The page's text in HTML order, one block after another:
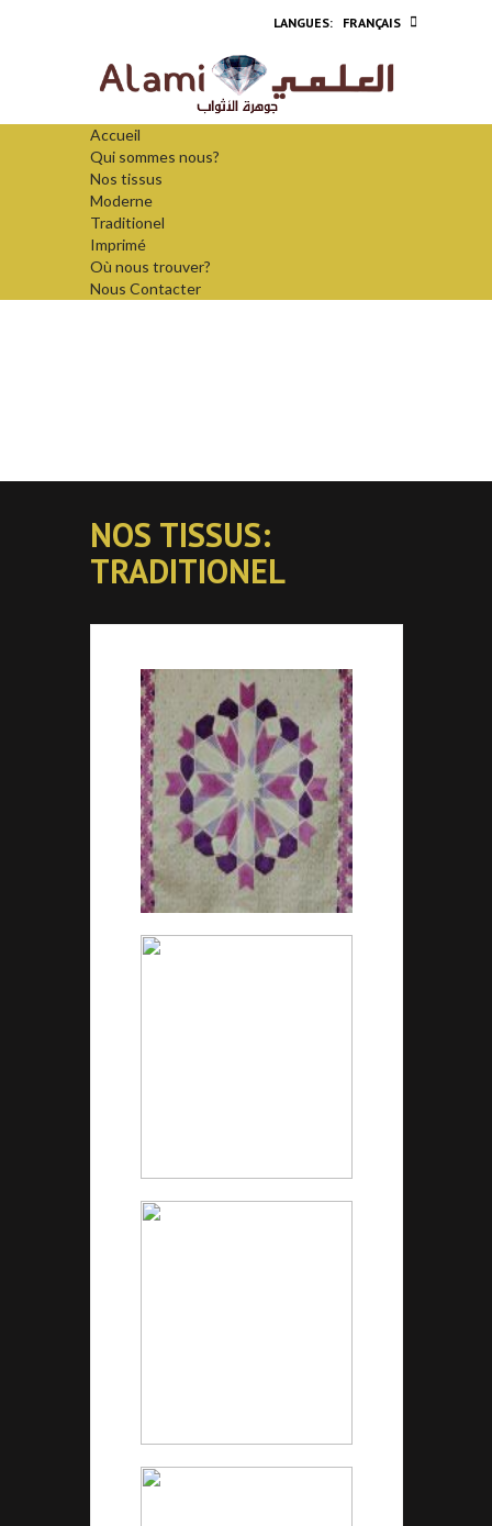
FRANÇAIS
Accueil
Qui sommes nous?
Nos tissus
Moderne
Traditionel
Imprimé
Où nous trouver?
Nous Contacter
NOS TISSUS:
TRADITIONEL